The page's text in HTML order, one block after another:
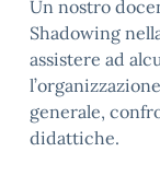
Un nostro
Shadowing
assistere ad
generale,
didattiche.